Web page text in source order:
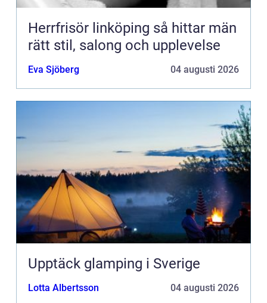
Herrfrisör linköping så hittar män
rätt stil, salong och upplevelse
Eva Sjöberg 04 augusti 2026
Upptäck glamping i Sverige
Lotta Albertsson 04 augusti 2026